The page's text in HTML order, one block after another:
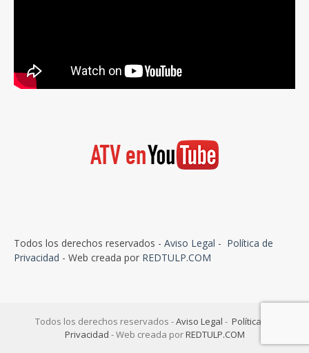
Todos los derechos reservados - Aviso Legal - Política de
Privacidad - Web creada por REDTULP.COM
Todos los derechos reservados -Aviso Legal - Política de
Privacidad - Web creada porREDTULP.COM